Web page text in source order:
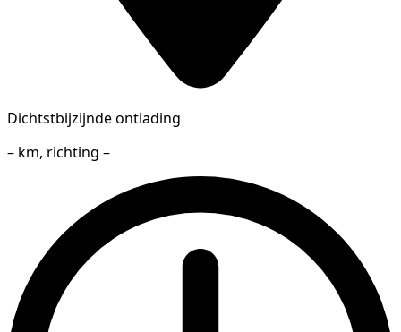
Dichtstbijzijnde ontlading
– km, richting –